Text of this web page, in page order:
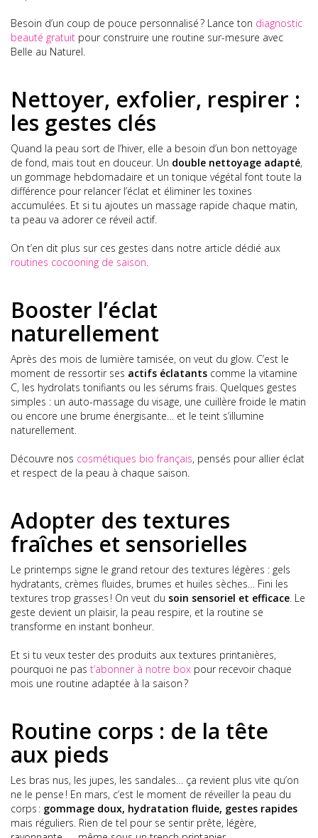
Besoin d’un coup de pouce personnalisé ? Lance ton diagnostic
beauté gratuit pour construire une routine sur-mesure avec
Belle au Naturel.
Nettoyer, exfolier, respirer :
les gestes clés
Quand la peau sort de l’hiver, elle a besoin d’un bon nettoyage
de fond, mais tout en douceur. Un double nettoyage adapté,
un gommage hebdomadaire et un tonique végétal font toute la
différence pour relancer l’éclat et éliminer les toxines
accumulées. Et si tu ajoutes un massage rapide chaque matin,
ta peau va adorer ce réveil actif.
On t’en dit plus sur ces gestes dans notre article dédié aux
routines cocooning de saison
Booster l’éclat
naturellement
Après des mois de lumière tamisée, on veut du glow. C’est le
moment de ressortir ses actifs éclatants comme la vitamine
C, les hydrolats tonifiants ou les sérums frais. Quelques gestes
simples : un auto-massage du visage, une cuillère froide le matin
ou encore une brume énergisante… et le teint s’illumine
naturellement.
Découvre nos cosmétiques bio français, pensés pour allier éclat
et respect de la peau à chaque saison.
Adopter des textures
fraîches et sensorielles
Le printemps signe le grand retour des textures légères : gels
hydratants, crèmes fluides, brumes et huiles sèches… Fini les
textures trop grasses ! On veut du soin sensoriel et efficace . Le
geste devient un plaisir, la peau respire, et la routine se
transforme en instant bonheur.
Et si tu veux tester des produits aux textures printanières,
pourquoi ne pas t’abonner à notre box pour recevoir chaque
mois une routine adaptée à la saison ?
Routine corps : de la tête
aux pieds
Les bras nus, les jupes, les sandales… ça revient plus vite qu’on
ne le pense ! En mars, c’est le moment de réveiller la peau du
corps : gommage doux, hydratation fluide, gestes rapides
mais réguliers. Rien de tel pour se sentir prête, légère,